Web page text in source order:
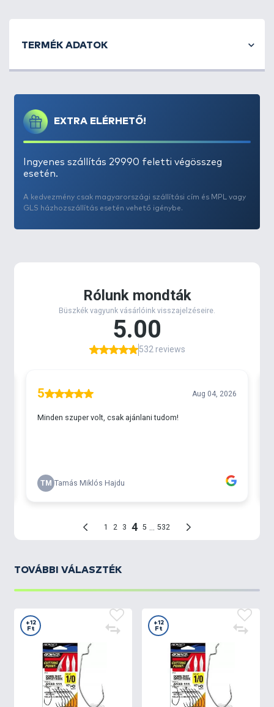
EXTRA ELÉRHETŐ!
Ingyenes szállítás 29990 feletti végösszeg
esetén.
A kedvezmény csak magyarországi szállítási cím és MPL vagy
GLS házhozszállítás esetén vehető igénybe.
TOVÁBBI VÁLASZTÉK
+12
Ft
+12
Ft
TERMÉK ADATOK